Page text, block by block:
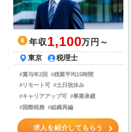
年収 1,100万円～
東京 税理士
#賞与年2回
#残業平均15時間
#リモート可 #土日祝休み
#キャリアアップ可 #事業承継
#国際税務 #組織再編
求人を紹介してもらう